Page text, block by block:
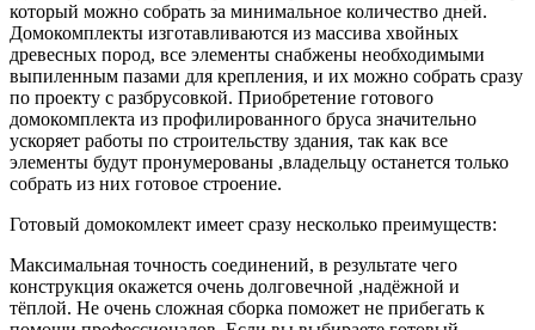
который можно собрать за минимальное количество дней.
Домокомплекты изготавливаются из массива хвойных
древесных пород, все элементы снабжены необходимыми
выпиленным пазами для крепления, и их можно собрать сразу
по проекту с разбрусовкой. Приобретение готового
домокомплекта из профилированного бруса значительно
ускоряет работы по строительству здания, так как все
элементы будут пронумерованы ,владельцу останется только
собрать из них готовое строение.
Готовый домокомлект имеет сразу несколько преимуществ:
Максимальная точность соединений, в результате чего
конструкция окажется очень долговечной ,надёжной и
тёплой. Не очень сложная сборка поможет не прибегать к